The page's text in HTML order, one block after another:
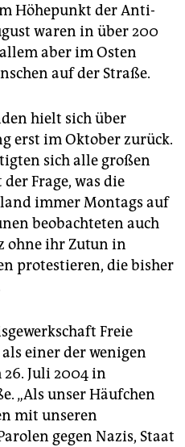
Höhepunkt der Anti-
waren in über 200
aber im Osten
auf der Straße.
hielt sich über
erst im Oktober zurück.
sich alle großen
Frage, was die
immer Montags auf
beobachteten auch
ohne ihr Zutun in
protestieren, die bisher
Freie
einer der wenigen
Juli 2004 in
„Als unser Häufchen
mit unseren
gegen Nazis, Staat